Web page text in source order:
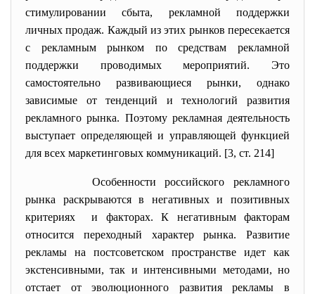
стимулировании сбыта, рекламной поддержки
личных продаж. Каждый из этих рынков пересекается
с рекламным рынком по средствам рекламной
поддержки проводимых мероприятий. Это
самостоятельно развивающиеся рынки, однако
зависимые от тенденций и технологий развития
рекламного рынка. Поэтому рекламная деятельность
выступает определяющей и управляющей функцией
для всех маркетинговых коммуникаций. [3, ст. 214]
Особенности российского рекламного
рынка раскрываются в негативных и позитивных
критериях и факторах. К негативным факторам
относится переходный характер рынка. Развитие
рекламы на постсоветском пространстве идет как
экстенсивными, так и интенсивными методами, но
отстает от эволюционного развития рекламы в